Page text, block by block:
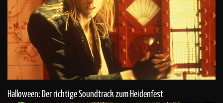
Halloween: Der richtige Soundtrack zum Heidenfest